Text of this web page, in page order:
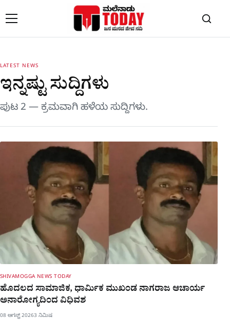
LATEST NEWS
ಇನ್ನಷ್ಟು ಸುದ್ದಿಗಳು
ಪುಟ 2 — ಕ್ರಮವಾಗಿ ಹಳೆಯ ಸುದ್ದಿಗಳು.
SHIVAMOGGA NEWS TODAY
ಹೊದಲದ ಸಾಮಾಜಿಕ, ಧಾರ್ಮಿಕ ಮುಖಂಡ ನಾಗರಾಜ ಆಚಾರ್ಯ
ಅನಾರೋಗ್ಯದಿಂದ ವಿಧಿವಶ
08 ಆಗಸ್ಟ್ 20263 ನಿಮಿಷ